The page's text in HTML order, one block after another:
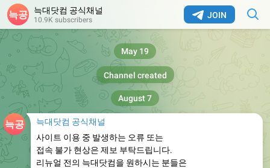
JOIN
늑대닷컴 공식채널
10.9K subscribers
Channel created
May 19
늑대닷컴 공식채널
사이트 이용 중 발생하는 오류 또는
접속 불가 현상은 제보 부탁드립니다.
리뉴얼 전의 늑대닷컴을 원하시는 분들은
August 7